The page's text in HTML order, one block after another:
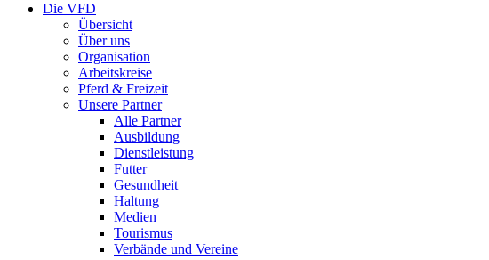
Die VFD
Übersicht
Über uns
Organisation
Arbeitskreise
Pferd & Freizeit
Unsere Partner
Alle Partner
Ausbildung
Dienstleistung
Futter
Gesundheit
Haltung
Medien
Tourismus
Verbände und Vereine